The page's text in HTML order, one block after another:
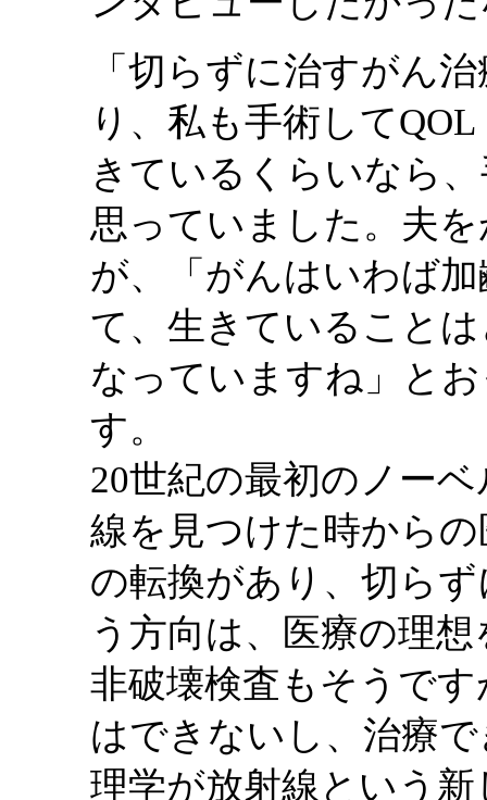
「切らずに治すがん
り、私も手術して
きているくらいなら
思っていました。夫
が、「がんはいわば
て、生きていること
なっていますね」と
す。
20世紀の最初のノー
線を見つけた時から
の転換があり、切ら
う方向は、医療の理
非破壊検査もそうで
はできないし、治療
理学が放射線という